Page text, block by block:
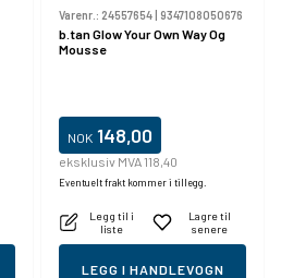
Varenr.: 24557654| 9347108050676
b.tan Glow Your Own Way Og
Mousse
NOK 148,00
eksklusiv MVA 118,40
Eventuelt frakt kommer i tillegg.
Legg til i
liste
Lagre til
senere
LEGG I HANDLEVOGN